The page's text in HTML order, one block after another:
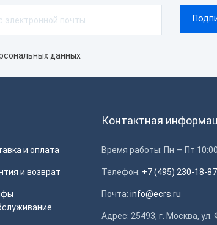
данных
и оплата
и возврат
Контактная
Время работы: Пн — Пт
Телефон: +7 (495) 230-18-87
Почта:info@ecrs.ru
Адрес: 25493, г. Москва,